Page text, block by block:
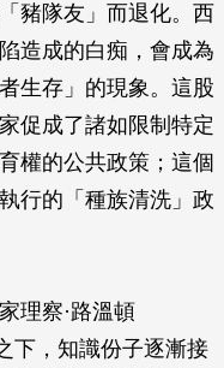
豬隊友」而退化。西
造成的白痴，會成為
生存」的現象。這股
促成了諸如限制特定
權的公共政策；這個
行的「種族清洗」政
理察·路溫頓
下，知識份子逐漸接